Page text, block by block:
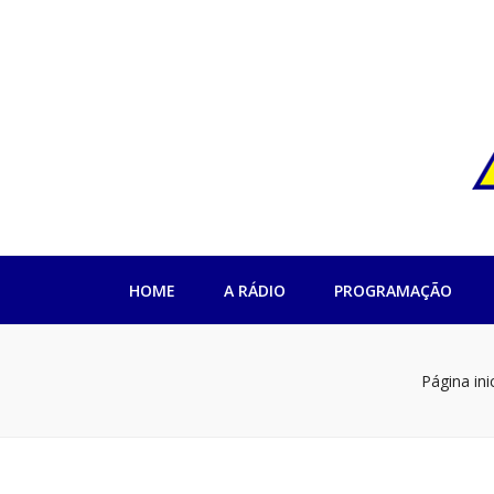
Rádio
HOME A RÁDIO PROGRAMAÇÃO
Página